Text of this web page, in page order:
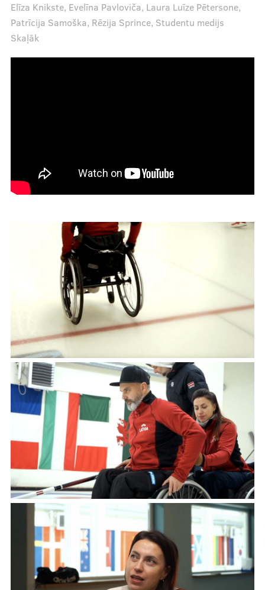
Elīza Knikste, Evelīna Pavloviča, Laura Luīze Pētersone,
Patrīcija Samoška, Rēzija Sprince, Studentu medijs
Skaļāk